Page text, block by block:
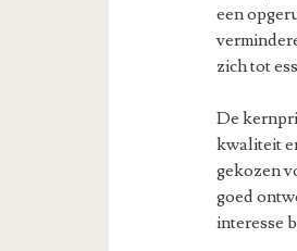
een
zich tot
De
kwaliteit
gekozen
goed
interesse